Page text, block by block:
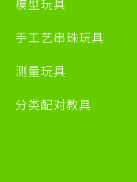
模型玩具
手工艺串珠玩具
测量玩具
分类配对教具